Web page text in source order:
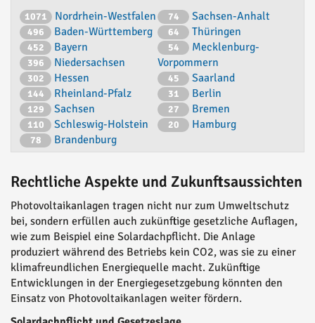
1071 Nordrhein-Westfalen
496 Baden-Württemberg
452 Bayern
396 Niedersachsen
302 Hessen
144 Rheinland-Pfalz
129 Sachsen
110 Schleswig-Holstein
78 Brandenburg
74 Sachsen-Anhalt
64 Thüringen
54
Mecklenburg-
Vorpommern
45 Saarland
31 Berlin
27 Bremen
20 Hamburg
Rechtliche Aspekte und Zukunftsaussichten
Photovoltaikanlagen tragen nicht nur zum Umweltschutz
bei, sondern erfüllen auch zukünftige gesetzliche Auflagen,
wie zum Beispiel eine Solardachpflicht. Die Anlage
produziert während des Betriebs kein CO2, was sie zu einer
klimafreundlichen Energiequelle macht. Zukünftige
Entwicklungen in der Energiegesetzgebung könnten den
Einsatz von Photovoltaikanlagen weiter fördern.